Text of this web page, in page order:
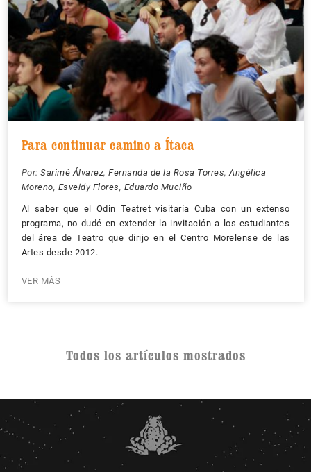
Para continuar camino a Ítaca
Por: Sarimé Álvarez, Fernanda de la Rosa Torres, Angélica
Moreno, Esveidy Flores, Eduardo Muciño
Al saber que el Odin Teatret visitaría Cuba con un extenso
programa, no dudé en extender la invitación a los estudiantes
del área de Teatro que dirijo en el Centro Morelense de las
Artes desde 2012.
VER MÁS
Todos los artículos mostrados